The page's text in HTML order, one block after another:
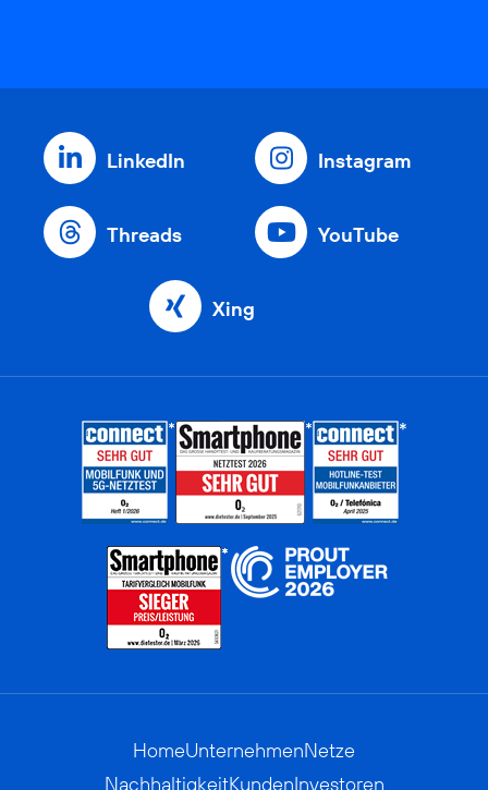
LinkedIn Instagram
Threads YouTube
Xing
HomeUnternehmenNetze
NachhaltigkeitKundenInvestoren